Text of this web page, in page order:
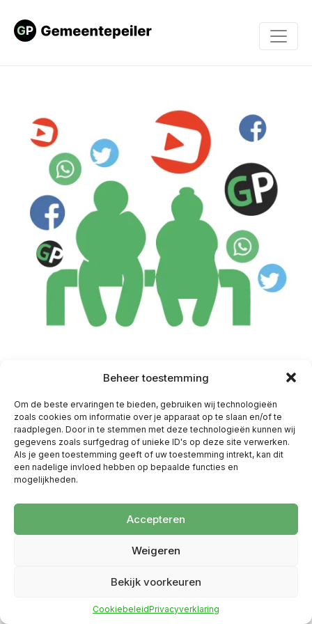
Beheer toestemming
Om de beste ervaringen te bieden, gebruiken wij technologieën
zoals cookies om informatie over je apparaat op te slaan en/of te
raadplegen. Door in te stemmen met deze technologieën kunnen wij
gegevens zoals surfgedrag of unieke ID's op deze site verwerken.
Als je geen toestemming geeft of uw toestemming intrekt, kan dit
een nadelige invloed hebben op bepaalde functies en
mogelijkheden.
Accepteren
Weigeren
Bekijk voorkeuren
CookiebeleidPrivacyverklaring